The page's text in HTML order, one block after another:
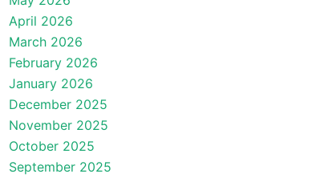
April 2026
March 2026
February 2026
January 2026
December 2025
November 2025
October 2025
September 2025